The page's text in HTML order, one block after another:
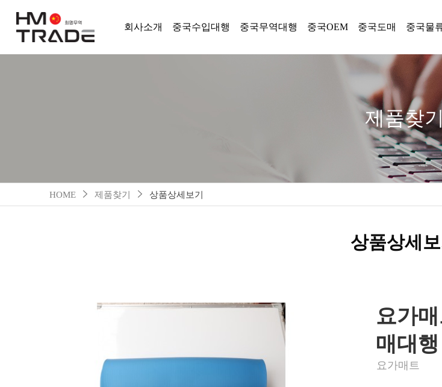
회사소개 중국수입대행 중국무역대행 중국OEM 중국도매 중국물
제품찾
HOME 제품찾기 상품상세보기
상품상세보
요가
매대행
요가매트